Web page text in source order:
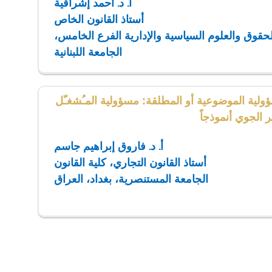
أ. د. أحمد إشراقية
أستاذ القانون الخاص
والعلوم السياسية والإدارية الفرع الخامس،
الجامعة اللبنانية
الموضوعية أو المطلقة: مسؤولية المـُشغـّل
الجوي أنموذجاً
أ. د. فاروق إبراهيم جاسم
أستاذ القانون التجاري، كلية القانون
الجامعة المستنصرية، بغداد، العراق